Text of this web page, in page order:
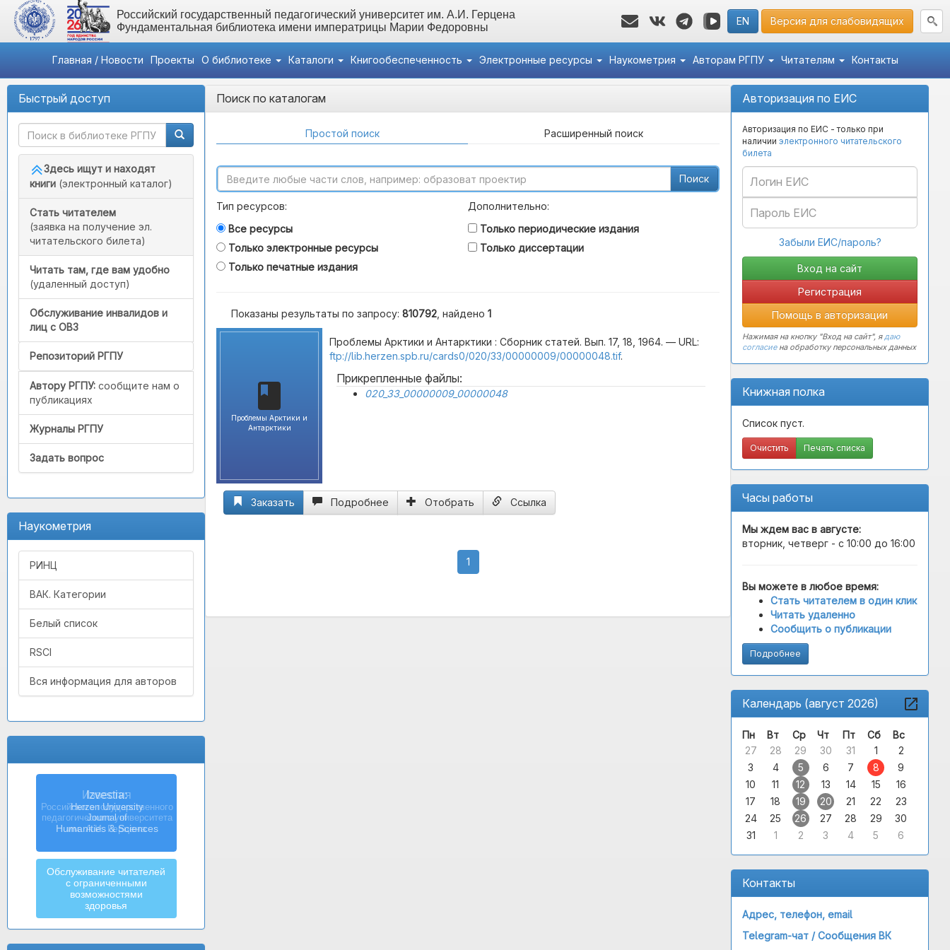
Российский государственный педагогический университет им. А.И. Герцена
Фундаментальная библиотека имени императрицы Марии Федоровны
EN Версия для слабовидящих
Главная / Новости Проекты О библиотеке Каталоги Книгообеспеченность Электронные ресурсы Наукометрия Авторам РГПУ Читателям Контакты
Быстрый доступ
Здесь ищут и находят
книги (электронный каталог)
Стать читателем
(заявка на получение эл.
читательского билета)
Читать там, где вам удобно
(удаленный доступ)
Обслуживание инвалидов и
лиц с ОВЗ
Репозиторий РГПУ
Автору РГПУ: сообщите нам о
публикациях
Журналы РГПУ
Задать вопрос
Наукометрия
РИНЦ
ВАК. Категории
Белый список
RSCI
Вся информация для авторов
Izvestia:
Herzen University
Journal of
Humanities & Sciences
Обслуживание читателей
с ограниченными
возможностями
здоровья
Авторизация по ЕИС
Авторизация по ЕИС - только при
наличии электронного читательского
билета
Забыли ЕИС/пароль?
Регистрация
Помощь в авторизации
Нажимая на кнопку "Вход на сайт", ядаю
согласиена обработку персональных данных
Книжная полка
Список пуст.
Очистить Печать списка
Часы работы
Мы ждем вас в августе:
вторник, четверг - с 10:00 до 16:00
Вы можете в любое время:
Стать читателем в один клик
Читать удаленно
Сообщить о публикации
Подробнее
Календарь (август 2026)
Пн Вт Ср Чт Пт Сб
Вс
27
28 29 30 31 1
2
3
4 5 6 7 8
9
10
11 12 13 14 15
16
17
18 19 20 21 22
23
24
25 26 27 28 29
30
31
1 2 3 4 5 6
Контакты
Адрес, телефон, email
Telegram-чат /Сообщения ВК
Поиск по каталогам
Простой поиск Расширенный поиск
Поиск
Тип ресурсов:
Все ресурсы
Только электронные ресурсы
Только печатные издания
Дополнительно:
Только периодические издания
Только диссертации
Показаны результаты по запросу: 810792 , найдено 1
Проблемы Арктики и
Антарктики
Проблемы Арктики и Антарктики : Сборник статей. Вып. 17, 18, 1964. — URL:
ftp://lib.herzen.spb.ru/cards0/020/33/00000009/00000048.tif.
Прикрепленные файлы:
020_33_00000009_00000048
Заказать Подробнее Отобрать Ссылка
1(current)